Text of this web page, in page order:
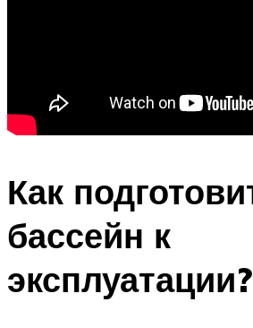
Как
бассейн к
эксплуатации?